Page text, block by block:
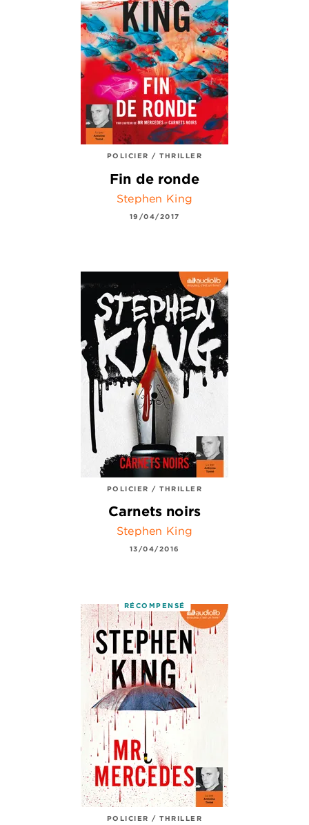
POLICIER / THRILLER
Fin de ronde
Stephen King
19/04/2017
POLICIER / THRILLER
Carnets noirs
Stephen King
13/04/2016
RÉCOMPENSÉ
POLICIER / THRILLER